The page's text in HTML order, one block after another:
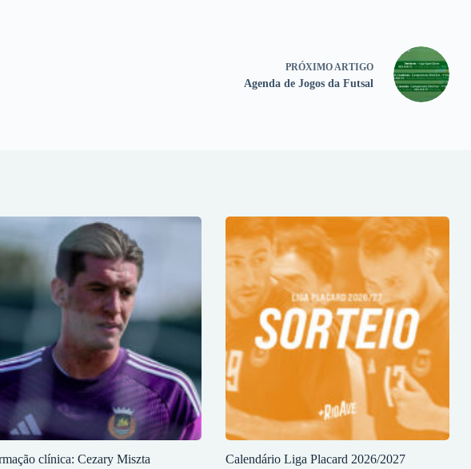
PRÓXIMO ARTIGO
Agenda de Jogos da Futsal
clínica: Cezary Miszta
Calendário Liga Placard 2026/2027